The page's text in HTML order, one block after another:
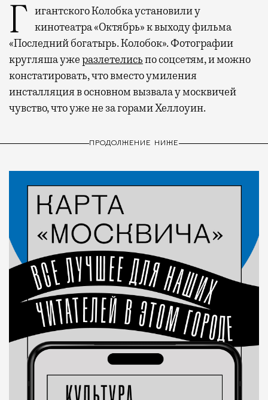
Гигантского Колобка установили у кинотеатра «Октябрь» к выходу фильма
«Последний богатырь. Колобок». Фотографии
кругляша ужеразлетелисьпо соцсетям, и можно
констатировать, что вместо умиления
инсталляция в основном вызвала у москвичей
чувство, что уже не за горами Хеллоуин.
ПРОДОЛЖЕНИЕ НИЖЕ